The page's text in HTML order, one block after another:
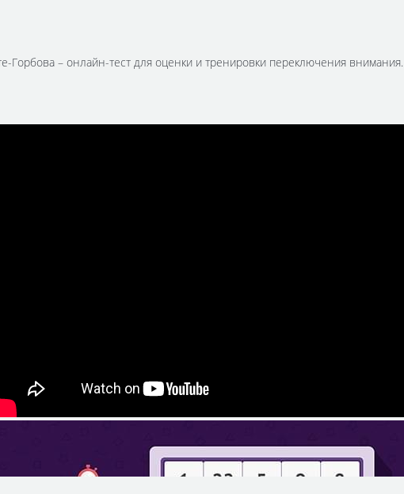
– онлайн-тест для оценки и тренировки переключения внимания.